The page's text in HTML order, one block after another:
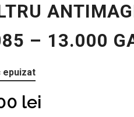
– 13.000
epuizat
lei